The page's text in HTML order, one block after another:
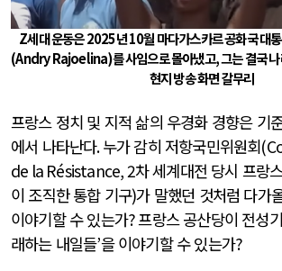
Z세대 운동은 2025년 10월 마다가스카르 공화국 대
(Andry Rajoelina)를 사임으로 몰아냈고, 그는 결국 나
현지 방송 화면 갈무리
프랑스 정치 및 지적 삶의 우경화 경향은 기
에서 나타난다.누가 감히 저항국민위원회
de la Résistance, 2차 세계대전 당시 프랑
이 조직한 통합 기구)가 말했던 것처럼 다가
이야기할 수 있는가?프랑스 공산당이 전성
래하는 내일들’을 이야기할 수 있는가?